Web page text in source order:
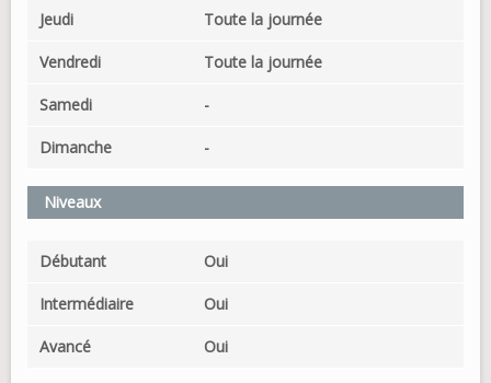
Jeudi Toute la journée
Vendredi Toute la journée
Samedi -
Dimanche -
Niveaux
Débutant Oui
Intermédiaire Oui
Avancé Oui